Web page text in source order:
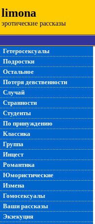
limona
эротические рассказы
Гетеросексуалы
Подростки
Остальное
Потеря девственности
Случай
Странности
Студенты
По принуждению
Классика
Группа
Инцест
Романтика
Юмористические
Измена
Гомосексуалы
Ваши рассказы
Экзекуция